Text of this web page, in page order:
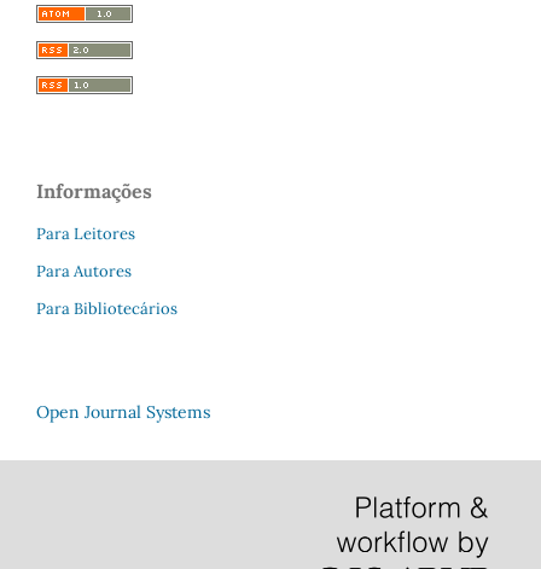
Informações
Para Leitores
Para Autores
Para Bibliotecários
Open Journal Systems